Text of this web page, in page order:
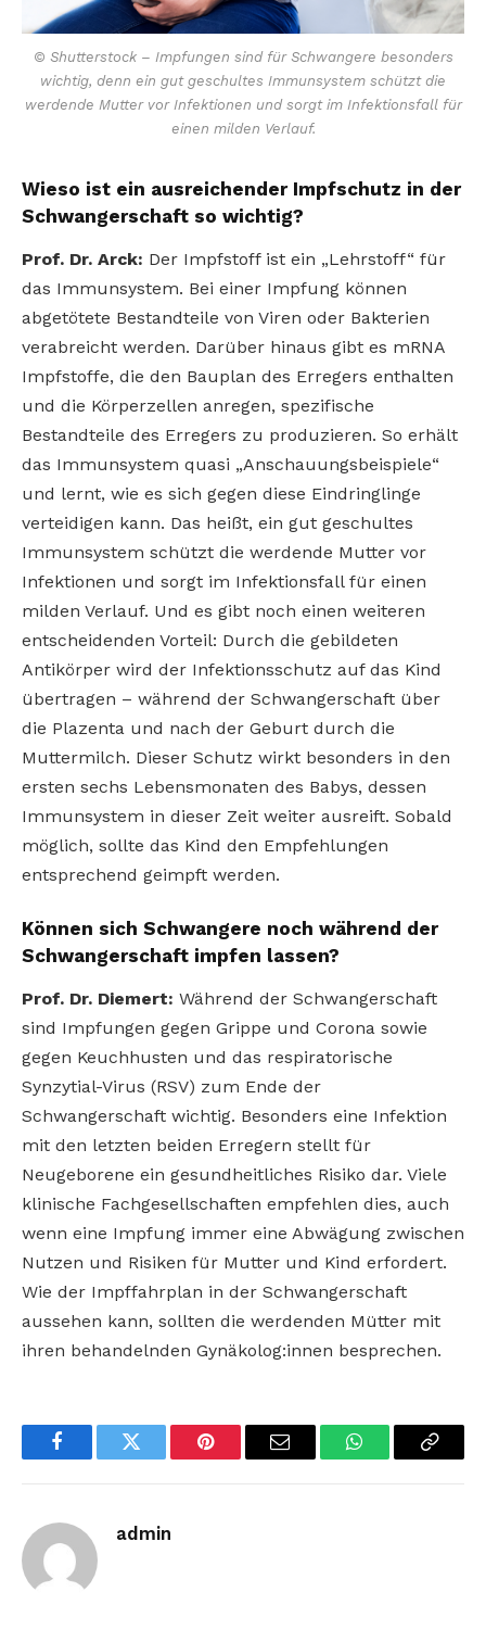
© Shutterstock – Impfungen sind für Schwangere besonders
wichtig, denn ein gut geschultes Immunsystem schützt die
werdende Mutter vor Infektionen und sorgt im Infektionsfall für
einen milden Verlauf.
Wieso ist ein ausreichender Impfschutz in der
Schwangerschaft so wichtig?
Prof. Dr. Arck: Der Impfstoff ist ein „Lehrstoff“ für
das Immunsystem. Bei einer Impfung können
abgetötete Bestandteile von Viren oder Bakterien
verabreicht werden. Darüber hinaus gibt es mRNA
Impfstoffe, die den Bauplan des Erregers enthalten
und die Körperzellen anregen, spezifische
Bestandteile des Erregers zu produzieren. So erhält
das Immunsystem quasi „Anschauungsbeispiele“
und lernt, wie es sich gegen diese Eindringlinge
verteidigen kann. Das heißt, ein gut geschultes
Immunsystem schützt die werdende Mutter vor
Infektionen und sorgt im Infektionsfall für einen
milden Verlauf. Und es gibt noch einen weiteren
entscheidenden Vorteil: Durch die gebildeten
Antikörper wird der Infektionsschutz auf das Kind
übertragen – während der Schwangerschaft über
die Plazenta und nach der Geburt durch die
Muttermilch. Dieser Schutz wirkt besonders in den
ersten sechs Lebensmonaten des Babys, dessen
Immunsystem in dieser Zeit weiter ausreift. Sobald
möglich, sollte das Kind den Empfehlungen
entsprechend geimpft werden.
Können sich Schwangere noch während der
Schwangerschaft impfen lassen?
Prof. Dr. Diemert: Während der Schwangerschaft
sind Impfungen gegen Grippe und Corona sowie
gegen Keuchhusten und das respiratorische
Synzytial-Virus (RSV) zum Ende der
Schwangerschaft wichtig. Besonders eine Infektion
mit den letzten beiden Erregern stellt für
Neugeborene ein gesundheitliches Risiko dar. Viele
klinische Fachgesellschaften empfehlen dies, auch
wenn eine Impfung immer eine Abwägung zwischen
Nutzen und Risiken für Mutter und Kind erfordert.
Wie der Impffahrplan in der Schwangerschaft
aussehen kann, sollten die werdenden Mütter mit
ihren behandelnden Gynäkolog:innen besprechen.
FacebookTwitter Pinterest Email WhatsAppCopy
admin